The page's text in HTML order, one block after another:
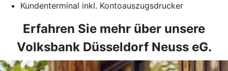
­Kundenterminal inkl. Kontoauszugsdrucker
Erfahren Sie mehr über unsere
Volksbank Düsseldorf Neuss eG.